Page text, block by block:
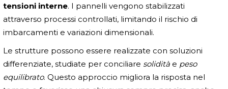
tensioni interne. I pannelli vengono stabilizzati
attraverso processi controllati, limitando il rischio di
imbarcamenti e variazioni dimensionali.
Le strutture possono essere realizzate con soluzioni
differenziate, studiate per conciliare solidità e peso
equilibrato. Questo approccio migliora la risposta nel